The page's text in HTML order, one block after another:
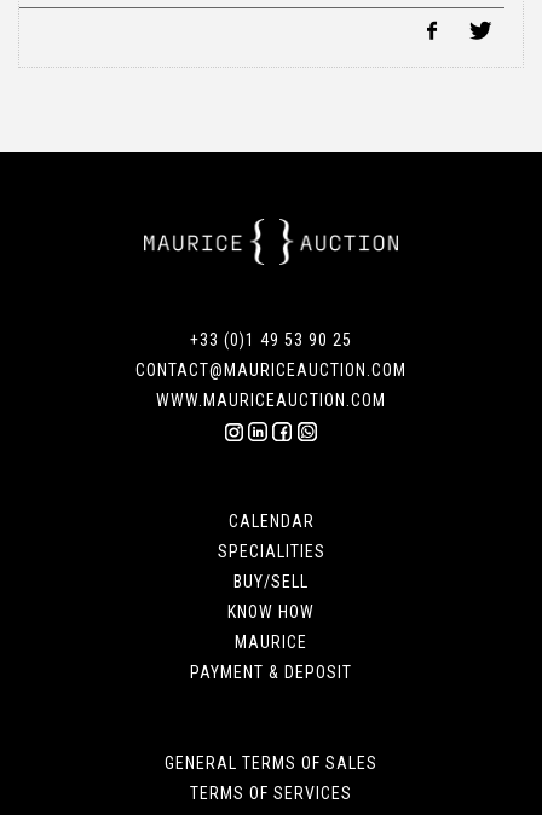
+33 (0)1 49 53 90 25
CONTACT@MAURICEAUCTION.COM
WWW.MAURICEAUCTION.COM
CALENDAR
SPECIALITIES
BUY/SELL
KNOW HOW
MAURICE
PAYMENT & DEPOSIT
GENERAL TERMS OF SALES
TERMS OF SERVICES